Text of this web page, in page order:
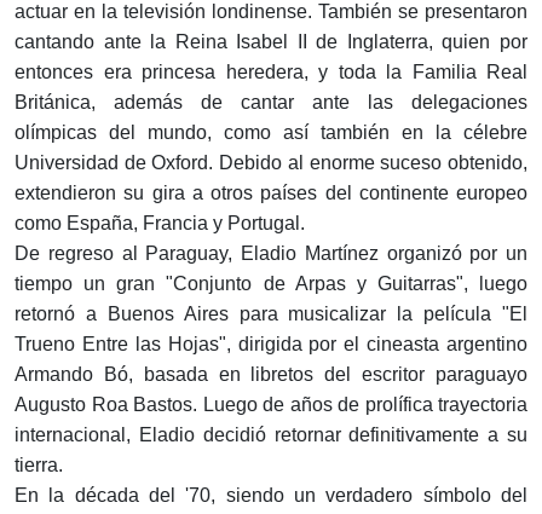
actuar en la televisión londinense. También se presentaron
cantando ante la Reina Isabel II de Inglaterra, quien por
entonces era princesa heredera, y toda la Familia Real
Británica, además de cantar ante las delegaciones
olímpicas del mundo, como así también en la célebre
Universidad de Oxford. Debido al enorme suceso obtenido,
extendieron su gira a otros países del continente europeo
como España, Francia y Portugal.
De regreso al Paraguay, Eladio Martínez organizó por un
tiempo un gran "Conjunto de Arpas y Guitarras", luego
retornó a Buenos Aires para musicalizar la película "El
Trueno Entre las Hojas", dirigida por el cineasta argentino
Armando Bó, basada en libretos del escritor paraguayo
Augusto Roa Bastos. Luego de años de prolífica trayectoria
internacional, Eladio decidió retornar definitivamente a su
tierra.
En la década del '70, siendo un verdadero símbolo del